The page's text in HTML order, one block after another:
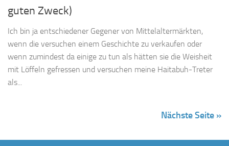
guten Zweck)
Ich bin ja entschiedener Gegener von Mittelaltermärkten,
wenn die versuchen einem Geschichte zu verkaufen oder
wenn zumindest da einige zu tun als hätten sie die Weisheit
mit Löffeln gefressen und versuchen meine Haitabuh-Treter
als...
Nächste Seite »